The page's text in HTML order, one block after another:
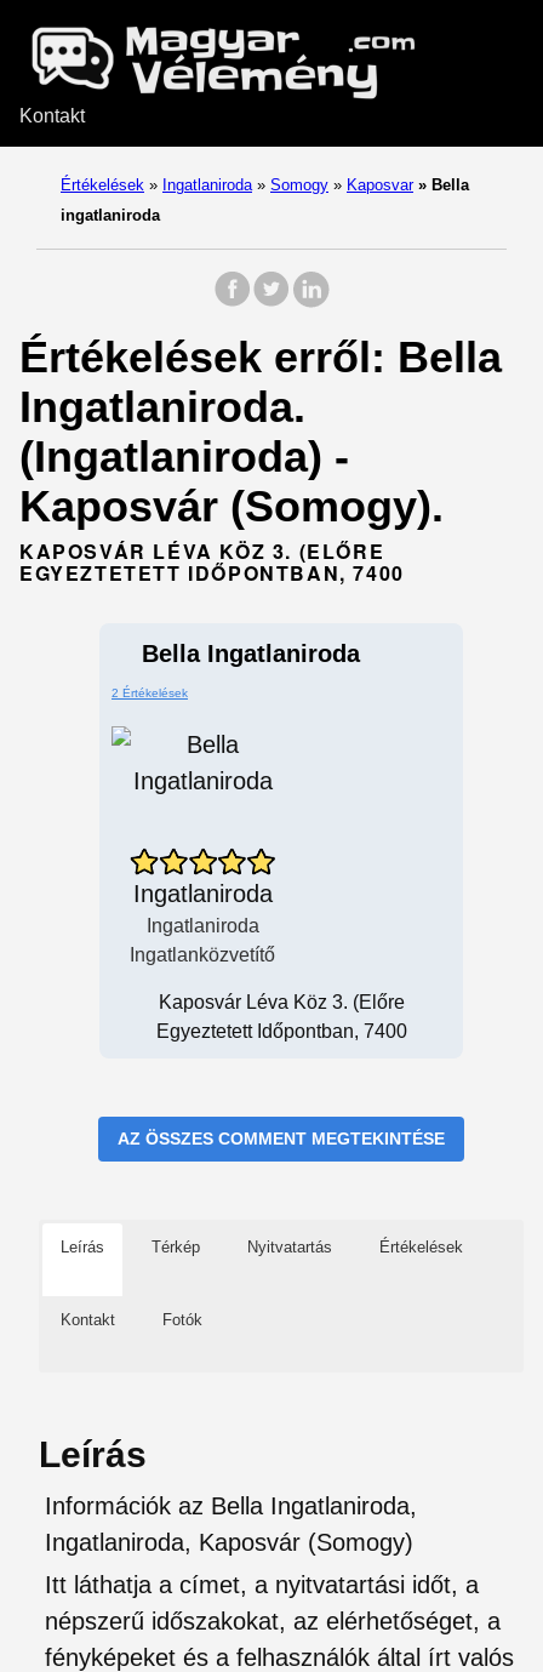
Kontakt
Értékelések » Ingatlaniroda » Somogy » Kaposvar » Bella
ingatlaniroda
Értékelések erről: Bella
Ingatlaniroda.
(Ingatlaniroda) -
Kaposvár (Somogy).
KAPOSVÁR LÉVA KÖZ 3. (ELŐRE
EGYEZTETETT IDŐPONTBAN, 7400
Bella Ingatlaniroda
2 Értékelések
Ingatlaniroda
Ingatlaniroda
Ingatlanközvetítő
Kaposvár Léva Köz 3. (Előre
Egyeztetett Időpontban, 7400
AZ ÖSSZES COMMENT MEGTEKINTÉSE
Leírás Térkép Nyitvatartás Értékelések
Kontakt Fotók
Leírás
Információk az Bella Ingatlaniroda,
Ingatlaniroda, Kaposvár (Somogy)
Itt láthatja a címet, a nyitvatartási időt, a
népszerű időszakokat, az elérhetőséget, a
fényképeket és a felhasználók által írt valós